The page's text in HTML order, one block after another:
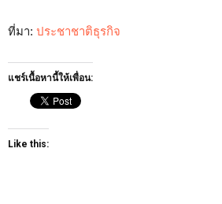
ที่มา: ประชาชาติธุรกิจ
แชร์เนื้อหานี้ให้เพื่อน:
Like this: